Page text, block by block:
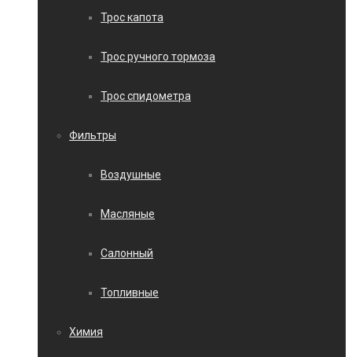
Трос капота
Трос ручного тормоза
Трос спидометра
Фильтры
Воздушные
Масляные
Салонный
Топливные
Химия